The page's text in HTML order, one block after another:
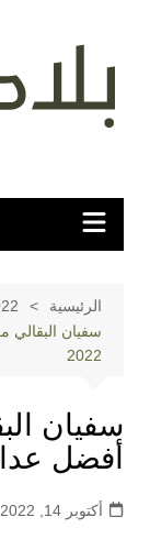
المحتوى
الرئيسية
سفيان البقالي
2022
سفيان
أفضل
أكتوبر 14, 2022